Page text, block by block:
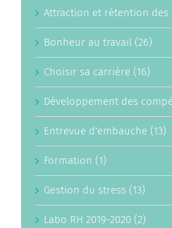
Attraction et rétention des
Bonheur au travail (26)
Choisir sa carrière (16)
Développement des
Entrevue d'embauche (13)
Formation (1)
Gestion du stress (13)
Labo RH 2019-2020 (2)